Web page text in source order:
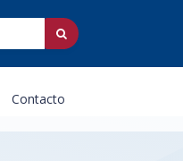
Contacto